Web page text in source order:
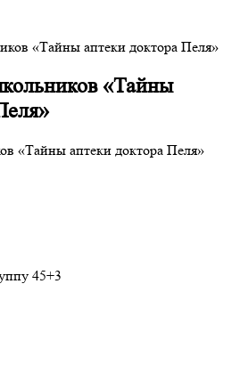
«Тайны аптеки доктора Пеля»
«Тайны
«Тайны аптеки доктора Пеля»
45+3